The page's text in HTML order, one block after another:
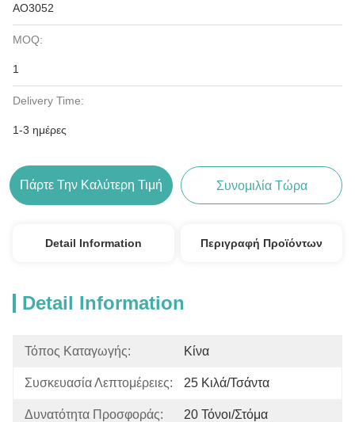
AO3052
MOQ:
1
Delivery Time:
1-3 ημέρες
Πάρτε Την Καλύτερη Τιμή Συνομιλία Τώρα
Detail Information Περιγραφή Προϊόντων
Detail Information
Τόπος Καταγωγής: Κίνα
Συσκευασία Λεπτομέρειες: 25 Κιλά/τσάντα
Δυνατότητα Προσφοράς: 20 Τόνοι/στόμα